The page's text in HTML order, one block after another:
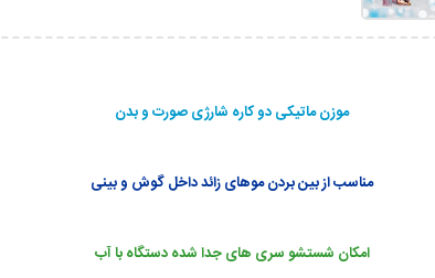
موزن ماتیکی دو کاره شارژی صورت و بدن
مناسب از بین بردن موهای زائد داخل گوش و بینی
امکان شستشو سری های جدا شده دستگاه با آب